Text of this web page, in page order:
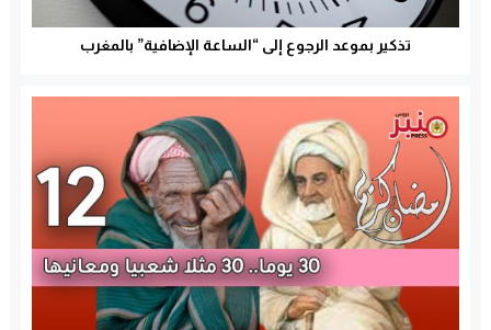
تذكير بموعد الرجوع إلى “الساعة الإضافية” بالمغرب